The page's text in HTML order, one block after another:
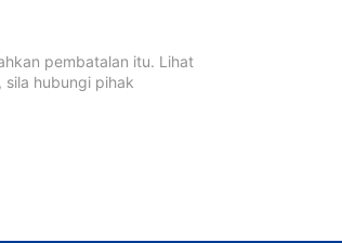
pembatalan itu. Lihat
sila hubungi pihak